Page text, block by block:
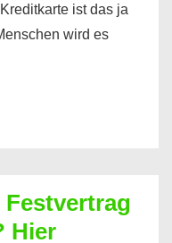
ist das ja
wird es
Hier